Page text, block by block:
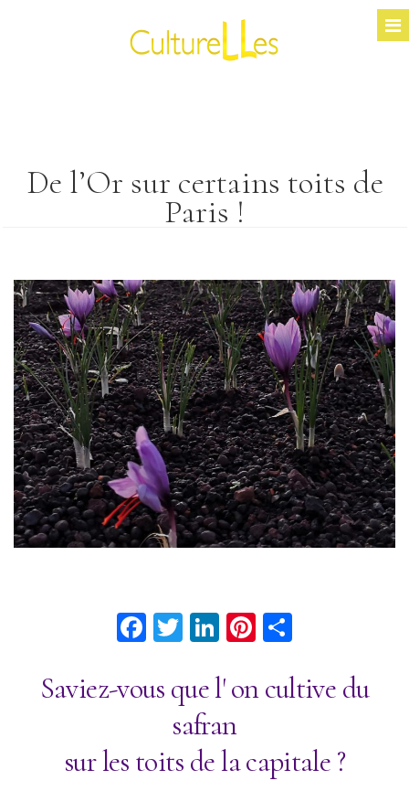
De l’Or sur certains toits de
Paris !
Facebook
Twitter
LinkedIn
Pinterest
Saviez-vous que l' on cultive du
safran
sur les toits de la capitale ?